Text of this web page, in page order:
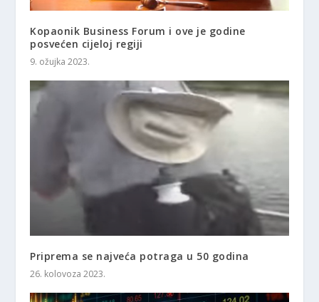
Kopaonik Business Forum i ove je godine
posvećen cijeloj regiji
9. ožujka 2023.
Priprema se najveća potraga u 50 godina
26. kolovoza 2023.